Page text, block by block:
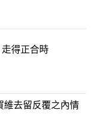
得正合時
維去留反覆之內情